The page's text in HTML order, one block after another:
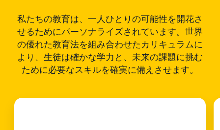
私たちの教育は、一人ひとりの可能性を開花さ
せるためにパーソナライズされています。世界
の優れた教育法を組み合わせたカリキュラムに
より、生徒は確かな学力と、未来の課題に挑む
ために必要なスキルを確実に備えさせます。